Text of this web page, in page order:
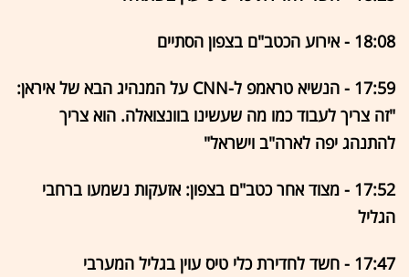
18:08 - אירוע הכטב"ם בצפון הסתיים
17:59 - הנשיא טראמפ ל-CNN על המנהיג הבא של איראן:
"זה צריך לעבוד כמו מה שעשינו בוונצואלה. הוא צריך
להתנהג יפה לארה"ב וישראל"
17:52 - מצוד אחר כטב"ם בצפון: אזעקות נשמעו ברחבי
הגליל
17:47 - חשד לחדירת כלי טיס עוין בגליל המערבי